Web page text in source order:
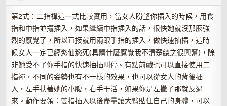
招
第2式：二指禪這一式比較實用，當女人盼望你插入的時候，用食
指和中指並攏插入，如果繼續中指插入的話，很快她就沒那麼強
烈的感覺了，所以直接就用兩跟手指的插入，做快速抽插，這時
候女人一定已經慾仙慾死(具體什麼感覺我不清楚總之很興奮)，除
非她受不了你手指的快速抽插叫停。有點前戲也可以直接使用二
指禪，不同的姿勢也有不一樣的效果，也可以從女人的背後插
入，左手扶著她的小腹，右手干活，如果你是左撇子那就反過
來。動作要領：雙指插入以後盡量讓大臂貼住自己的身體，可以